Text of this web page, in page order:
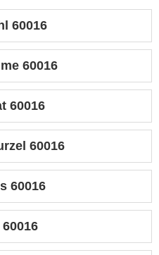
60016
60016
60016
60016
60016